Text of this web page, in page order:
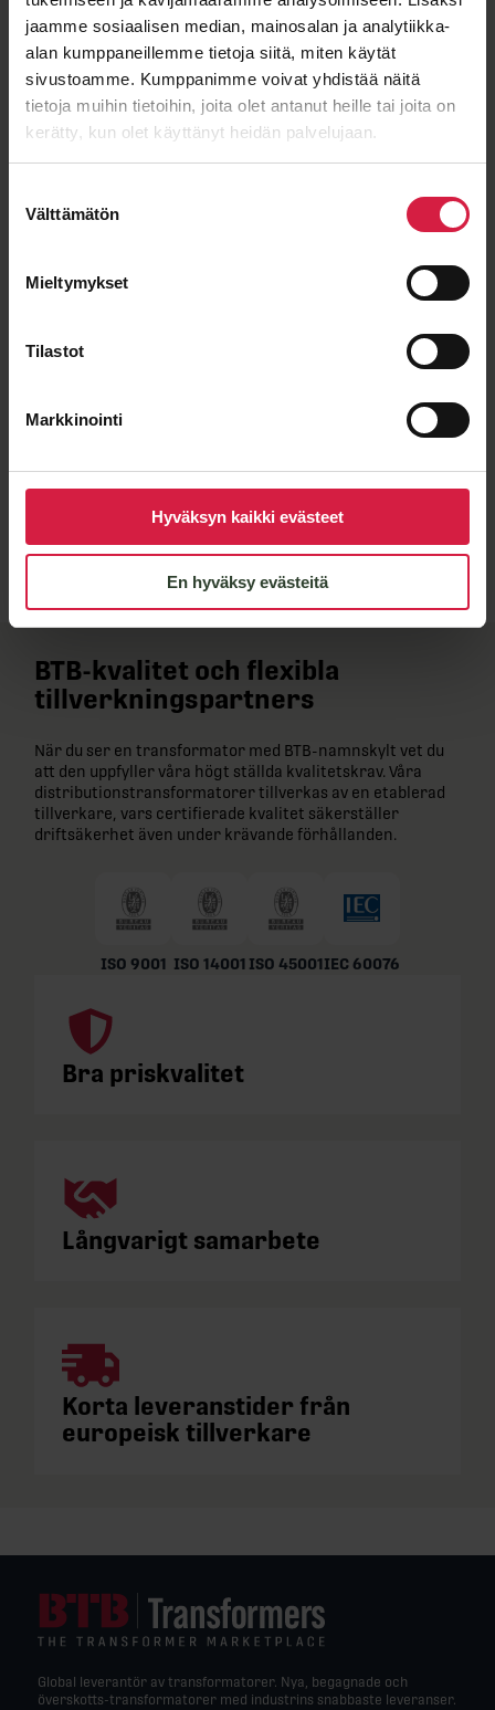
jaamme sosiaalisen median, mainosalan ja analytiikka-
alan kumppaneillemme tietoja siitä, miten käytät
sivustoamme. Kumppanimme voivat yhdistää näitä
tietoja muihin tietoihin, joita olet antanut heille tai joita on
kerätty, kun olet käyttänyt heidän palvelujaan.
valinta
Välttämätön
Mieltymykset
Tilastot
Markkinointi
Hyväksyn kaikki evästeet
En hyväksy evästeitä
E-post *
Lähetä viesti
BTB-kvalitet och flexibla
tillverkningspartners
När du ser en transformator med BTB-namnskylt vet du
att den uppfyller våra högt ställda kvalitetskrav. Våra
distributionstransformatorer tillverkas av en etablerad
tillverkare, vars certifierade kvalitet säkerställer
driftsäkerhet även under krävande förhållanden.
ISO 9001 ISO 14001 ISO 45001IEC 60076
Bra priskvalitet
Långvarigt samarbete
Korta leveranstider från
europeisk tillverkare
Global leverantör av transformatorer. Nya, begagnade och
överskotts-transformatorer med industrins snabbaste leveranser.